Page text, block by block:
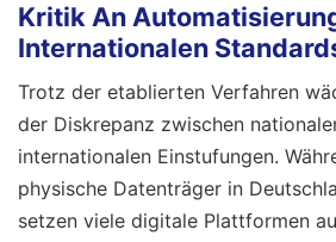
Kritik An
Internationalen
Trotz der etablierten Verfahren
der Diskrepanz zwischen
internationalen Einstufungen.
physische Datenträger in
setzen viele digitale Plattformen